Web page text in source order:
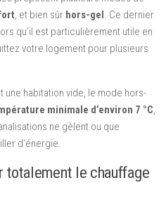
, et bien sûr hors-gel. Ce dernier
qu’il est particulièrement utile en
votre logement pour plusieurs
habitation vide, le mode hors-
minimale d’environ 7 °C,
ne gèlent ou que
d’énergie.
totalement le chauffage